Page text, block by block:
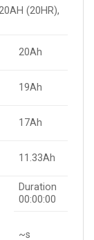
(20HR),
20Ah
19Ah
17Ah
11.33Ah
Duration
00:00:00
~s